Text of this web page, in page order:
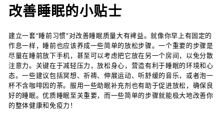
改善睡眠的小贴士
建立一套“睡前习惯”对改善睡眠质量大有裨益。就像你早上有固定的
作息一样，睡前也应该养成一些简单的放松步骤。一个重要的步骤是
尽量在睡前放下手机，甚至可以考虑把它放在另一个房间，以免分散
注意力。关键在于减轻压力，放松身心，营造有利于睡眠的环境和心
态。一些建议包括冥想、祈祷、伸展运动、听舒缓的音乐，或者泡一
杯不含咖啡因的茶。服用一些助眠补充剂也有助于促进放松，确保良
好的睡眠。优质睡眠至关重要，而一些简单的步骤就能极大地改善你
的整体健康和免疫力！